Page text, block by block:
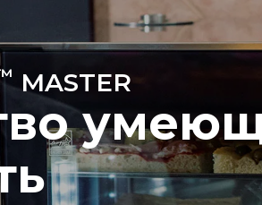
MASTER